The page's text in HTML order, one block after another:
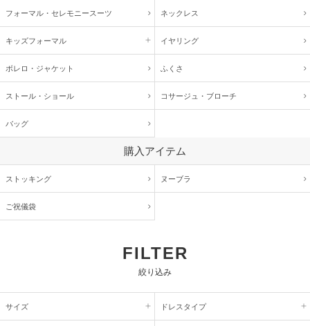
フォーマル・ セレモニースーツ ネックレス
キッズフォーマル イヤリング
ボレロ・ジャケット ふくさ
ストール・ショール コサージュ・ ブローチ
バッグ
購入アイテム
ストッキング ヌーブラ
ご祝儀袋
FILTER
絞り込み
サイズ ドレスタイプ